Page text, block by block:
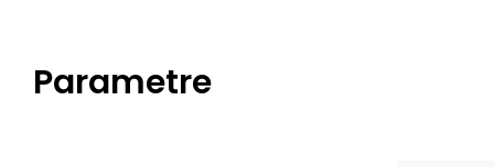
Parametre